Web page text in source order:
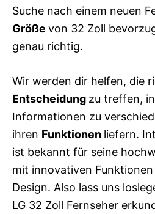
Suche nach einem neuen
Größe von 32 Zoll
genau richtig.
Wir werden dir helfen, die
Entscheidung zu treffen,
Informationen zu
ihren Funktionen liefern.
ist bekannt für seine
mit innovativen
Design. Also lass uns
LG 32 Zoll Fernseher